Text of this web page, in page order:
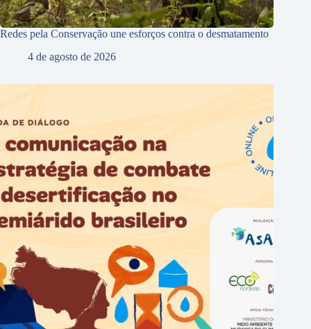
Redes pela Conservação une esforços contra o desmatamento
4 de agosto de 2026